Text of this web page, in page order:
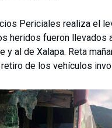
Periciales realiza el
heridos fueron llevados
y al de Xalapa. Reta
de los vehículos